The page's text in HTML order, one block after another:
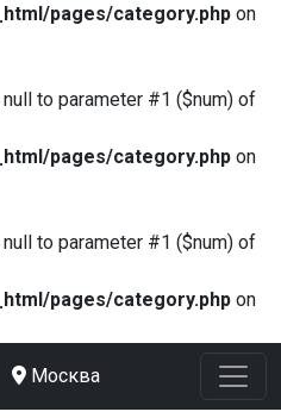
pages/category.php on
to parameter #1 ($num) of
pages/category.php on
to parameter #1 ($num) of
pages/category.php on
Москва